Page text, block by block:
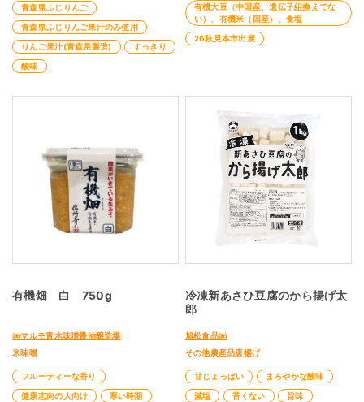
青森県ふじりんご
青森県ふじりんご果汁のみ使用
りんご果汁(青森県製造)
すっきり
酸味
有機大豆（中国産、遺伝子組換えでな
い）、有機米（国産）、食塩
26秋見本市出展
有機畑 白 750g
㈱マルモ青木味噌醤油醸造場
米味噌
フルーティーな香り
健康志向の人向け
寒い時期
冷凍新あさひ豆腐のから揚げ太
郎
旭松食品㈱
その他農産品唐揚げ
甘じょっぱい
まろやかな酸味
減塩
苦くない
旨味